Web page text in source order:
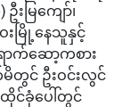
းမြကျော်၊
မြို့နေသူနှင့်
ာက်ဆော့ကစား
တွင် ဦးဝင်းလွင်
င်ခုံပေါ်တွင်